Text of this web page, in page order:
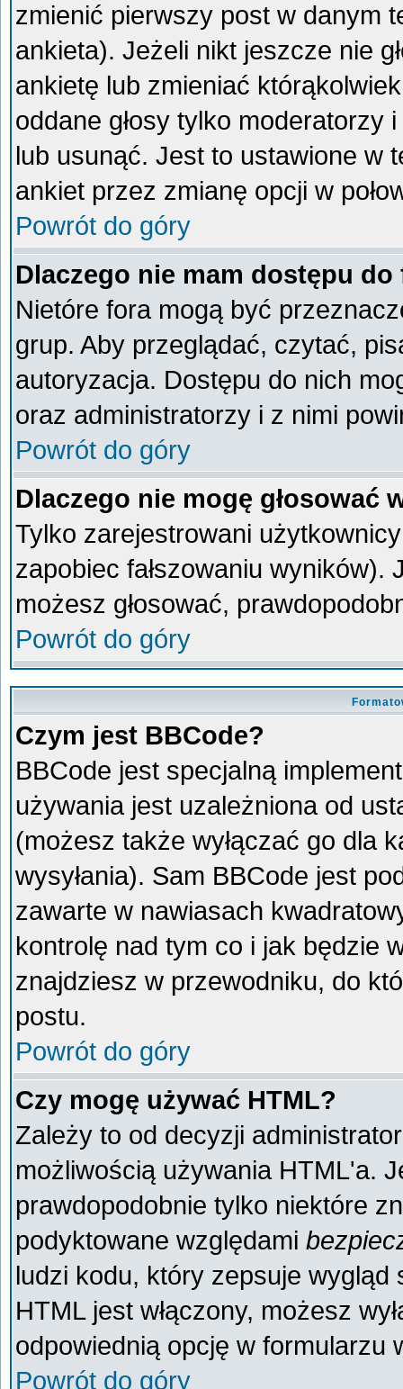
zmienić pierwszy post w danym
ankieta). Jeżeli nikt jeszcze nie
ankietę lub zmieniać
oddane głosy tylko moderatorzy
lub usunąć. Jest to ustawione w
ankiet przez zmianę opcji w
Powrót do góry
Dlaczego nie mam dostępu
Nietóre fora mogą być
grup. Aby przeglądać, czytać,
autoryzacja. Dostępu do nich
oraz administratorzy i z nimi
Powrót do góry
Dlaczego nie mogę głosować
Tylko zarejestrowani
zapobiec fałszowaniu wyników).
możesz głosować,
Powrót do góry
Czym jest BBCode?
BBCode jest specjalną
używania jest uzależniona od
(możesz także wyłączać go dla
wysyłania). Sam BBCode jest
zawarte w nawiasach
kontrolę nad tym co i jak będzie
znajdziesz w przewodniku, do
postu.
Powrót do góry
Czy mogę używać HTML?
Zależy to od decyzji
możliwością używania HTML'a.
prawdopodobnie tylko niektóre
podyktowane względami
ludzi kodu, który zepsuje wygląd
HTML jest włączony, możesz
odpowiednią opcję w formularzu
Powrót do góry